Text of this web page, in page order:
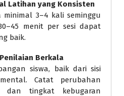
Latihan yang Konsisten
minimal 3–4 kali seminggu
menit per sesi dapat
baik.
Berkala
siswa, baik dari sisi
Catat perubahan
tingkat kebugaran